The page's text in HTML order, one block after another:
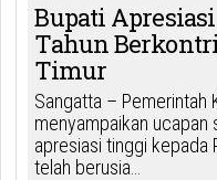
Bupati
Tahun
Timur
Sangatta – Pemerintah
menyampaikan
apresiasi tinggi kepada
telah berusia…